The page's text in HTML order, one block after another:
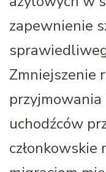
zapewnienie
Zmniejszenie
uchodźców
członkowskie